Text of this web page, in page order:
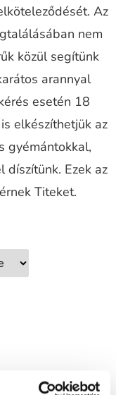
Az
nem
közül segítünk
arannyal
esetén 18
elkészíthetjük az
gyémántokkal,
díszítünk. Ezek az
Titeket.